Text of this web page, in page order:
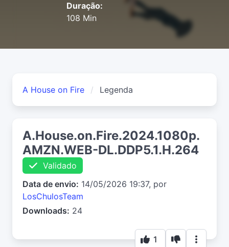
Duração:
108 Min
A House on Fire Legenda
A.House.on.Fire.2024.1080p.
AMZN.WEB-DL.DDP5.1.H.264
Validado
Data de envio: 14/05/2026 19:37, por
LosChulosTeam
Downloads: 24
1